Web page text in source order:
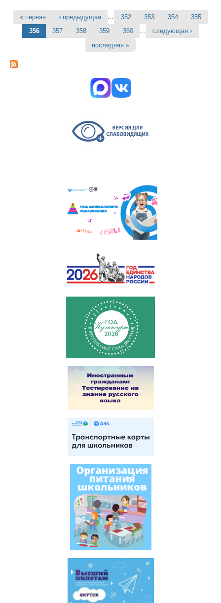
Страницы
« первая ‹ предыдущая … 352 353 354
355
356
357 358 359 360 …
следующая ›
последняя »